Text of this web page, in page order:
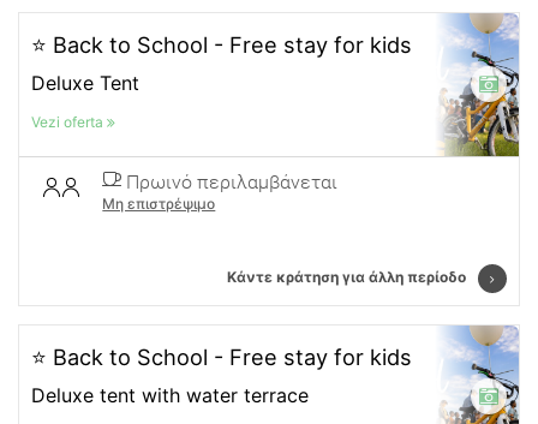
⭐ Back to School - Free stay for kids
Deluxe Tent
Vezi oferta
Πρωινό περιλαμβάνεται
Μη επιστρέψιμο
Κάντε κράτηση για άλλη περίοδο
⭐ Back to School - Free stay for kids
Deluxe tent with water terrace